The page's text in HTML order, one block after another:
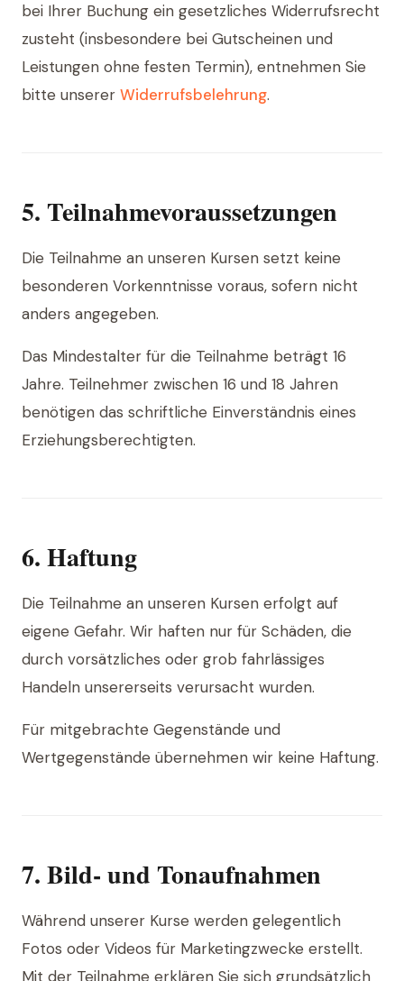
bei Ihrer Buchung ein gesetzliches Widerrufsrecht
zusteht (insbesondere bei Gutscheinen und
Leistungen ohne festen Termin), entnehmen Sie
bitte unserer Widerrufsbelehrung.
5. Teilnahmevoraussetzungen
Die Teilnahme an unseren Kursen setzt keine
besonderen Vorkenntnisse voraus, sofern nicht
anders angegeben.
Das Mindestalter für die Teilnahme beträgt 16
Jahre. Teilnehmer zwischen 16 und 18 Jahren
benötigen das schriftliche Einverständnis eines
Erziehungsberechtigten.
6. Haftung
Die Teilnahme an unseren Kursen erfolgt auf
eigene Gefahr. Wir haften nur für Schäden, die
durch vorsätzliches oder grob fahrlässiges
Handeln unsererseits verursacht wurden.
Für mitgebrachte Gegenstände und
Wertgegenstände übernehmen wir keine Haftung.
7. Bild- und Tonaufnahmen
Während unserer Kurse werden gelegentlich
Fotos oder Videos für Marketingzwecke erstellt.
Mit der Teilnahme erklären Sie sich grundsätzlich